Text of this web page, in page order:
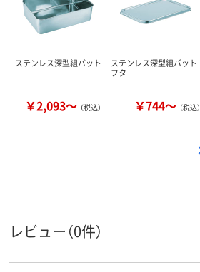
ステンレス深型組バット
￥2,093～ （税込）
ステンレス深型組バット
フタ
￥744～ （税込）
レビュー（0件）